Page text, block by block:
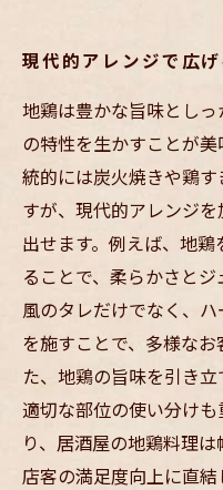
現代的アレンジで広
地鶏は豊かな旨味とし
の特性を生かすことが
統的には炭火焼きや鶏
すが、現代的アレンジ
出せます。例えば、地
ることで、柔らかさと
風のタレだけでなく、
を施すことで、多様な
た、地鶏の旨味を引き
適切な部位の使い分け
り、居酒屋の地鶏料理
店客の満足度向上に直